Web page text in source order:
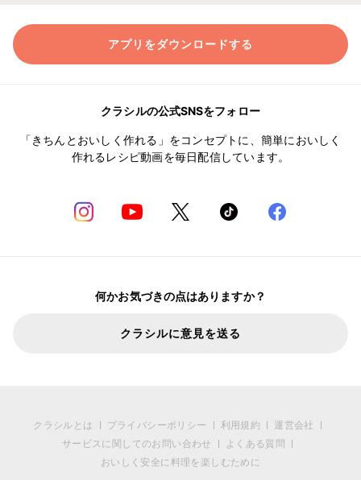
アプリをダウンロードする
クラシルの公式SNSをフォロー
「きちんとおいしく作れる」をコンセプトに、簡単においしく
作れるレシピ動画を毎日配信しています。
何かお気づきの点はありますか？
クラシルに意見を送る
クラシルとは プライバシーポリシー 利用規約
運営会社
サービスに関してのお問い合わせ
よくある質問
おいしく安全に料理を楽しむために